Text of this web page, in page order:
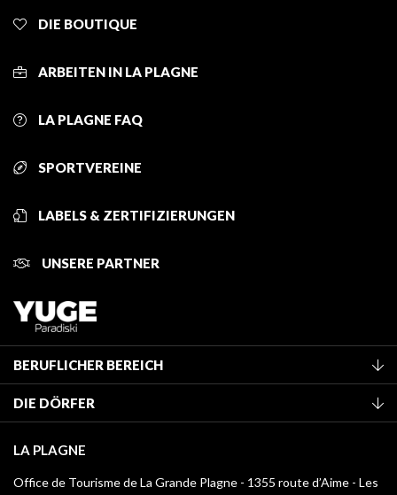
DIE BOUTIQUE
ARBEITEN IN LA PLAGNE
LA PLAGNE FAQ
SPORTVEREINE
LABELS & ZERTIFIZIERUNGEN
UNSERE PARTNER
BERUFLICHER BEREICH
Mitglied des Fremdenverkehrsamtes werden
Klassifizierung von Möbeln
Kurtaxe
Mediathek
DIE DÖRFER
Montchavin - Les Coches
Champagny-en-Vanoise
LA PLAGNE
Office de Tourisme de La Grande Plagne - 1355 route d’Aime - Les